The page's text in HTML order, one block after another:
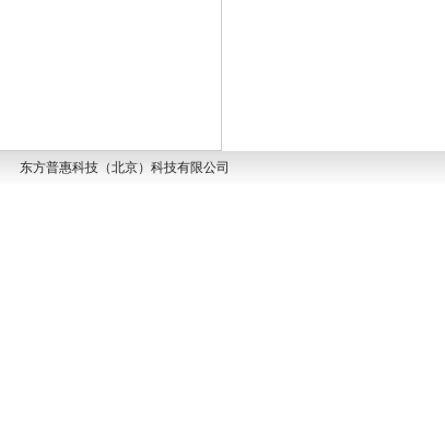
东方普惠科技（北京）科技有限公司